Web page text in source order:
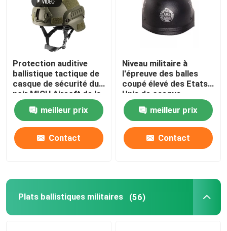
Vidéos
À propos de nous
Visite de l'usine
Contrôle de la qualité
Nouvelles
Usage tactique militaire
Protection auditive
ballistique tactique de
casque de sécurité du
noir MICH Airsoft de la
Chine Xinxing NIJ IIIA
meilleur prix
Contact
Niveau militaire à
l'épreuve des balles
coupé élevé des Etats-
Unis de casque
ballistique rapide du
niveau IIIA Aramid
meilleur prix
Contact
Plats ballistiques militaires (56)